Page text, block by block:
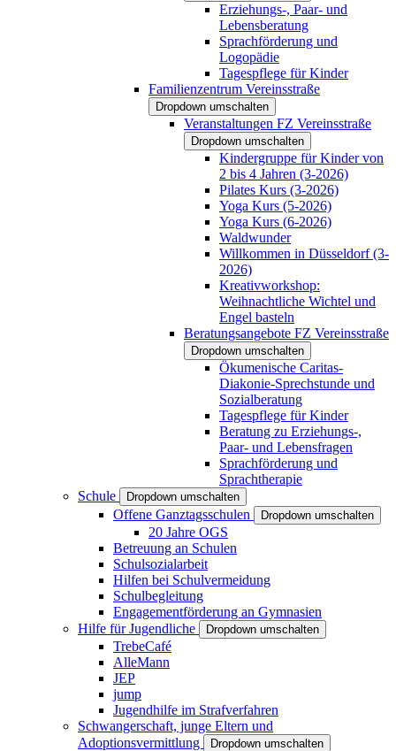
Erziehungs-, Paar- und
Lebensberatung
Sprachförderung und
Logopädie
Tagespflege für Kinder
Familienzentrum Vereinsstraße
Dropdown umschalten
Veranstaltungen FZ Vereinsstraße
Dropdown umschalten
Kindergruppe für Kinder von
2 bis 4 Jahren (3-2026)
Pilates Kurs (3-2026)
Yoga Kurs (5-2026)
Yoga Kurs (6-2026)
Waldwunder
Willkommen in Düsseldorf (3-
2026)
Kreativworkshop:
Weihnachtliche Wichtel und
Engel basteln
Beratungsangebote FZ Vereinsstraße
Dropdown umschalten
Ökumenische Caritas-
Diakonie-Sprechstunde und
Sozialberatung
Tagespflege für Kinder
Beratung zu Erziehungs-,
Paar- und Lebensfragen
Sprachförderung und
Sprachtherapie
Schule
Dropdown umschalten
Offene Ganztagsschulen Dropdown umschalten
20 Jahre OGS
Betreuung an Schulen
Schulsozialarbeit
Hilfen bei Schulvermeidung
Schulbegleitung
Engagementförderung an Gymnasien
Hilfe für Jugendliche
Dropdown umschalten
TrebeCafé
AlleMann
JEP
jump
Jugendhilfe im Strafverfahren
Schwangerschaft, junge Eltern und
Adoptionsvermittlung
Dropdown umschalten